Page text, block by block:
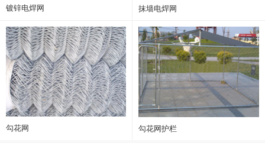
镀锌电焊网 抹墙电焊网
勾花网 勾花网护栏